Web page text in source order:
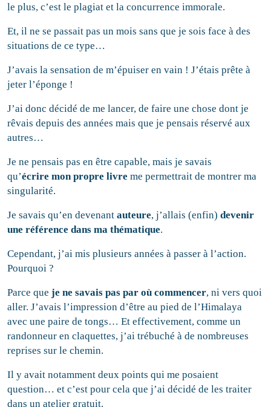
le plus, c’est le plagiat et la concurrence immorale.
Et, il ne se passait pas un mois sans que je sois face à des
situations de ce type…
J’avais la sensation de m’épuiser en vain ! J’étais prête à
jeter l’éponge !
J’ai donc décidé de me lancer, de faire une chose dont je
rêvais depuis des années mais que je pensais réservé aux
autres…
Je ne pensais pas en être capable, mais je savais
qu’écrire mon propre livreme permettrait de montrer ma
singularité.
Je savais qu’en devenantauteure, j’allais (enfin)devenir
une référence dans ma thématique.
Cependant, j’ai mis plusieurs années à passer à l’action.
Pourquoi ?
Parce queje ne savais pas par où commencer, ni vers quoi
aller. J’avais l’impression d’être au pied de l’Himalaya
avec une paire de tongs… Et effectivement, comme un
randonneur en claquettes, j’ai trébuché à de nombreuses
reprises sur le chemin.
Il y avait notamment deux points qui me posaient
question… et c’est pour cela que j’ai décidé de les traiter
dans un atelier gratuit.